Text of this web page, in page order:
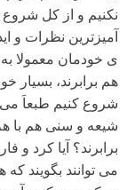
نکنیم و از کل شروع
آمیزترین نظرات و
ی خودمان معمولا
هم برابرند، بسیار
شروع کنیم طبعاَ می
شیعه و سنی هم با هم
برابرند؟ آیا کرد و
می توانند بگویند